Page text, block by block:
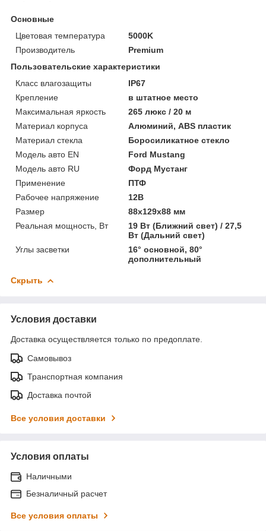
Основные
Цветовая температура
5000K
Производитель
Premium
Пользовательские характеристики
Класс влагозащиты
IP67
Крепление
в штатное место
Максимальная яркость
265 люкс / 20 м
Материал корпуса
Алюминий, ABS пластик
Материал стекла
Боросиликатное стекло
Модель авто EN
Ford Mustang
Модель авто RU
Форд Мустанг
Применение
ПТФ
Рабочее напряжение
12В
Размер
88x129x88 мм
Реальная мощность, Вт
19 Вт (Ближний свет) / 27,5
Вт (Дальний свет)
Углы засветки
16° основной, 80°
дополнительный
Скрыть
Условия доставки
Доставка осуществляется только по предоплате.
Самовывоз
Транспортная компания
Доставка почтой
Все условия доставки
Условия оплаты
Наличными
Безналичный расчет
Все условия оплаты